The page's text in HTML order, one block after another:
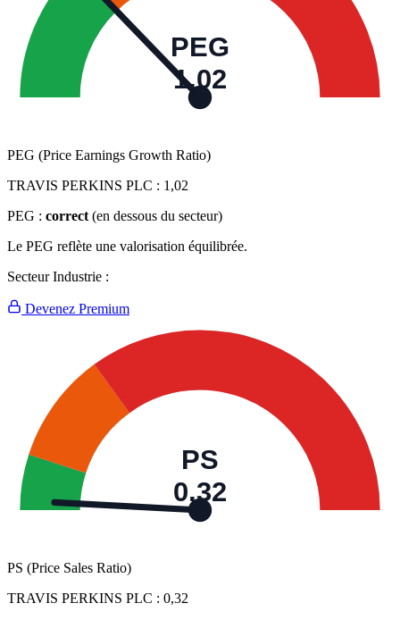
PEG
1,02
PEG (Price Earnings Growth Ratio)
TRAVIS PERKINS PLC : 1,02
PEG : correct (en dessous du secteur)
Le PEG reflète une valorisation équilibrée.
Secteur Industrie :
Devenez Premium
PS
0,32
PS (Price Sales Ratio)
TRAVIS PERKINS PLC : 0,32